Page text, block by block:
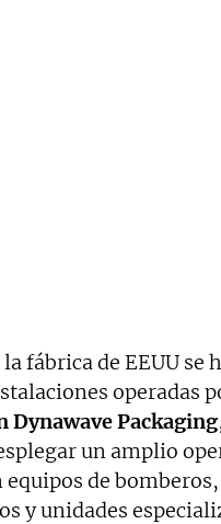
fábrica de EEUU se
operadas
Dynawave Packaging
un amplio
de bomberos,
y unidades